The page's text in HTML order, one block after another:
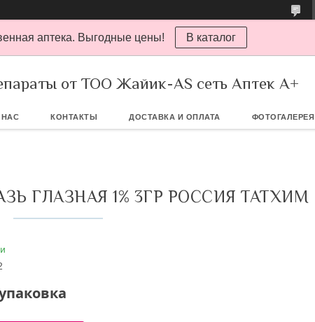
аптека. Выгодные цены! В каталог
от ТОО Жайик-AS сеть Аптек А+
КОНТАКТЫ ДОСТАВКА И ОПЛАТА ФОТОГАЛЕРЕЯ
ГЛАЗНАЯ 1% 3ГР РОССИЯ ТАТХИМ